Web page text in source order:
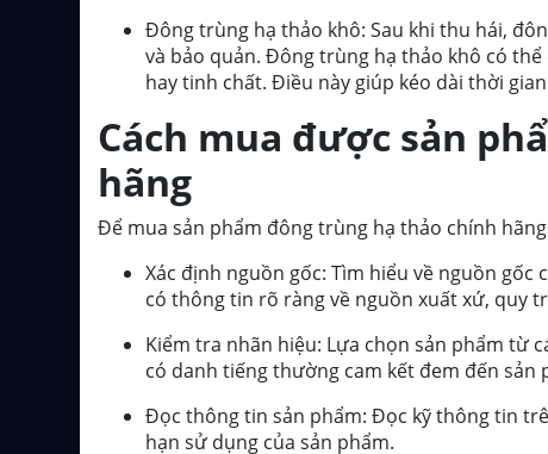
Đông trùng hạ thảo khô: Sau khi thu hái,
và bảo quản. Đông trùng hạ thảo khô có
hay tinh chất. Điều này giúp kéo dài thời
Cách mua được sản
hãng
Để mua sản phẩm đông trùng hạ thảo chính
Xác định nguồn gốc: Tìm hiểu về nguồn
có thông tin rõ ràng về nguồn xuất xứ, quy
Kiểm tra nhãn hiệu: Lựa chọn sản phẩm từ
có danh tiếng thường cam kết đem đến sản
Đọc thông tin sản phẩm: Đọc kỹ thông tin
hạn sử dụng của sản phẩm.